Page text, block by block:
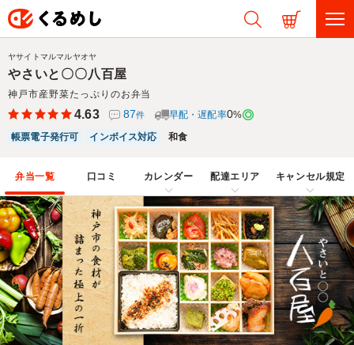
やさいと〇〇八百屋
神戸市産野菜たっぷりのお弁当
ヤサイトマルマルヤオヤ
4.63 87件 早配・遅配率0%
帳票電子発行可
インボイス対応 和食
弁当一覧 口コミ カレンダー 配達エリア キャンセル規定